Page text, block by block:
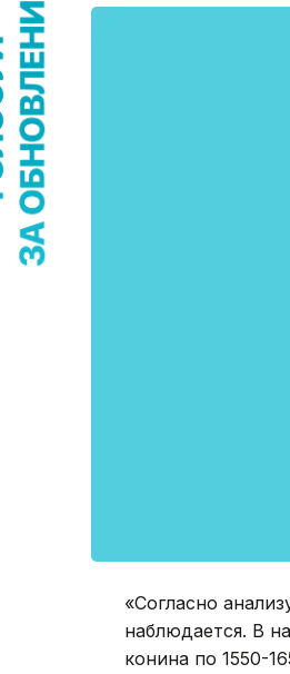
«Согласно
наблюдается. В
конина по 1550-